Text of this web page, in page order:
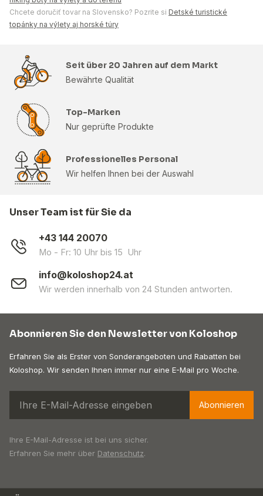
Chcete doručiť tovar na Slovensko? Pozrite si Detské turistické
topánky na výlety aj horské túry
Seit über 20 Jahren auf dem Markt
Bewährte Qualität
Top-Marken
Nur geprüfte Produkte
Professionelles Personal
Wir helfen Ihnen bei der Auswahl
Unser Team ist für Sie da
+43 144 20070
Mo - Fr: 10 Uhr bis 15 Uhr
info@koloshop24.at
Wir werden innerhalb von 24 Stunden antworten.
Abonnieren Sie den Newsletter von Koloshop
Erfahren Sie als Erster von Sonderangeboten und Rabatten bei
Koloshop. Wir senden Ihnen immer nur eine E-Mail pro Woche.
Abonnieren
Ihre E-Mail-Adresse ist bei uns sicher.
Erfahren Sie mehr über Datenschutz.